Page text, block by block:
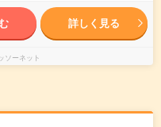
詳しく見る
ソーネット